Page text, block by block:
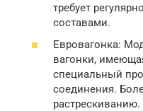
требует
составами.
Евровагонка:
вагонки,
специальный
соединения.
растрескиванию.